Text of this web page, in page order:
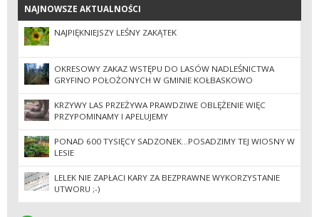
NAJNOWSZE AKTUALNOŚCI
NAJNOWSZE AKTUALNOŚCI
NAJPIĘKNIEJSZY LEŚNY ZAKĄTEK
OKRESOWY ZAKAZ WSTĘPU DO LASÓW NADLEŚNICTWA
GRYFINO POŁOŻONYCH W GMINIE KOŁBASKOWO
KRZYWY LAS PRZEŻYWA PRAWDZIWE OBLĘŻENIE WIĘC
PRZYPOMINAMY I APELUJEMY
PONAD 600 TYSIĘCY SADZONEK...POSADZIMY TEJ WIOSNY W
LESIE
LELEK NIE ZAPŁACI KARY ZA BEZPRAWNE WYKORZYSTANIE
UTWORU ;-)